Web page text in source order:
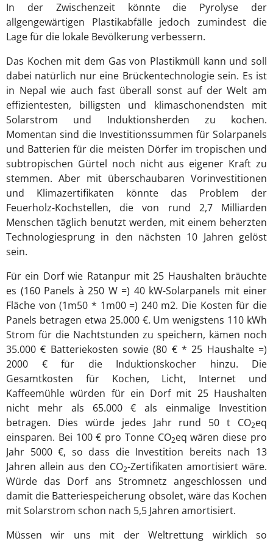
In der Zwischenzeit könnte die Pyrolyse der
allgengewärtigen Plastikabfälle jedoch zumindest die
Lage für die lokale Bevölkerung verbessern.
Das Kochen mit dem Gas von Plastikmüll kann und soll
dabei natürlich nur eine Brückentechnologie sein. Es ist
in Nepal wie auch fast überall sonst auf der Welt am
effizientesten, billigsten und klimaschonendsten mit
Solarstrom und Induktionsherden zu kochen.
Momentan sind die Investitionssummen für Solarpanels
und Batterien für die meisten Dörfer im tropischen und
subtropischen Gürtel noch nicht aus eigener Kraft zu
stemmen. Aber mit überschaubaren Vorinvestitionen
und Klimazertifikaten könnte das Problem der
Feuerholz-Kochstellen, die von rund 2,7 Milliarden
Menschen täglich benutzt werden, mit einem beherzten
Technologiesprung in den nächsten 10 Jahren gelöst
sein.
Für ein Dorf wie Ratanpur mit 25 Haushalten bräuchte
es (160 Panels à 250 W =) 40 kW-Solarpanels mit einer
Fläche von (1m50 * 1m00 =) 240 m2. Die Kosten für die
Panels betragen etwa 25.000 €. Um wenigstens 110 kWh
Strom für die Nachtstunden zu speichern, kämen noch
35.000 € Batteriekosten sowie (80 € * 25 Haushalte =)
2000 € für die Induktionskocher hinzu. Die
Gesamtkosten für Kochen, Licht, Internet und
Kaffeemühle würden für ein Dorf mit 25 Haushalten
nicht mehr als 65.000 € als einmalige Investition
betragen. Dies würde jedes Jahr rund 50 t CO2eq
einsparen. Bei 100 € pro Tonne CO2eq wären diese pro
Jahr 5000 €, so dass die Investition bereits nach 13
Jahren allein aus den CO2-Zertifikaten amortisiert wäre.
Würde das Dorf ans Stromnetz angeschlossen und
damit die Batteriespeicherung obsolet, wäre das Kochen
mit Solarstrom schon nach 5,5 Jahren amortisiert.
Müssen wir uns mit der Weltrettung wirklich so